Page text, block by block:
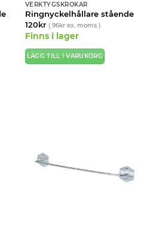
VERKTYGSKROKAR
Ringnyckelhållare stående
120kr ( 96krex. moms )
Finns i lager
LÄGG TILL I VARUKORG